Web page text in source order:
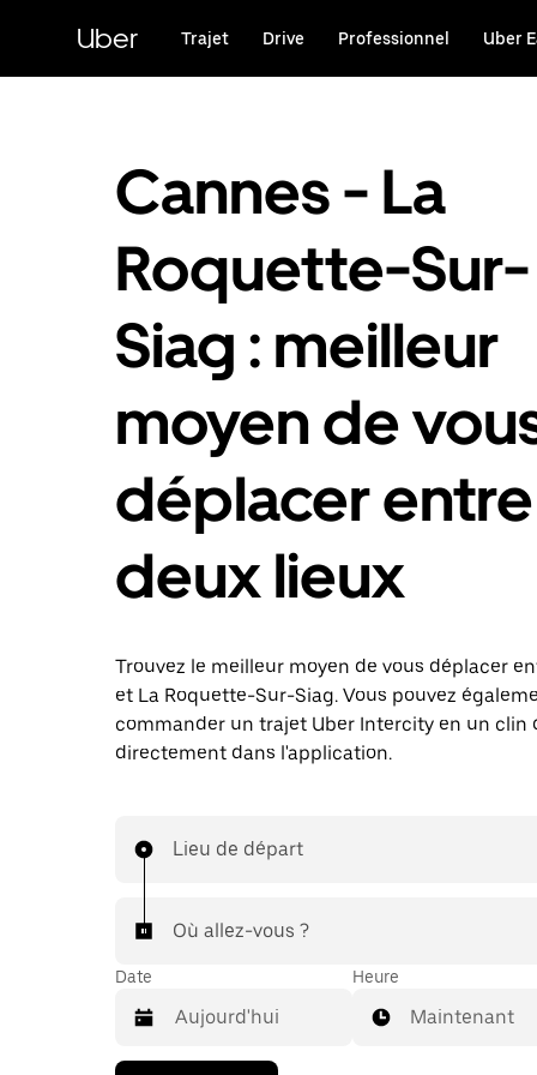
principal
Uber Trajet Drive Professionnel Uber
Cannes - La
Roquette-Sur-
Siag : meilleur
moyen de
déplacer
deux lieux
Trouvez le meilleur moyen de vous déplacer
et La Roquette-Sur-Siag. Vous pouvez
commander un trajet Uber Intercity en un clin
directement dans l'application.
Lieu de départ
Où allez-vous ?
Date Heure
Maintenant